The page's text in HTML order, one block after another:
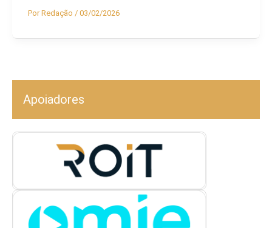
PorRedação / 03/02/2026
Apoiadores